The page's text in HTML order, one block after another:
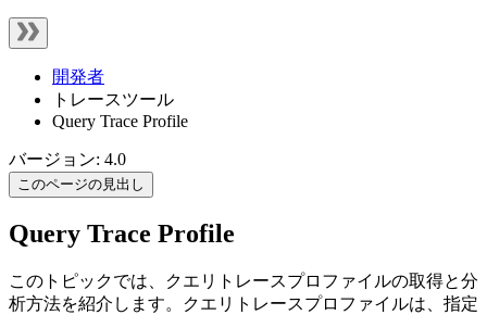
開発者
トレースツール
Query Trace Profile
バージョン: 4.0
このページの見出し
Query Trace Profile
このトピックでは、クエリトレースプロファイルの取得と分
析方法を紹介します。クエリトレースプロファイルは、指定